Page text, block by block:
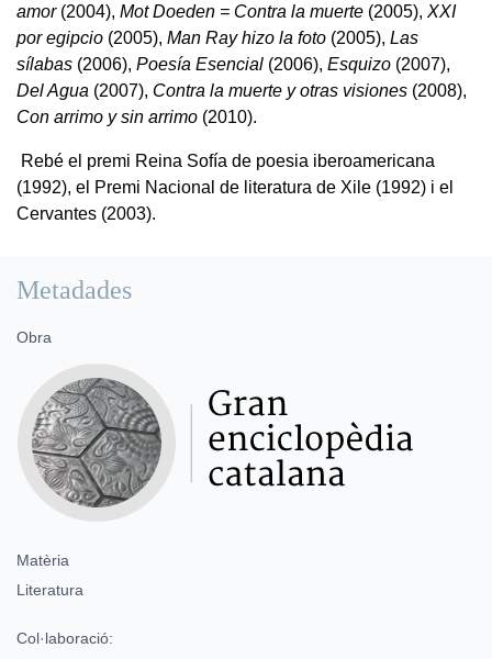
amor(2004), Mot Doeden = Contra la muerte (2005), XXI
por egipcio (2005), Man Ray hizo la foto (2005), Las
sílabas (2006), Poesía Esencial (2006), Esquizo (2007),
Del Agua (2007), Contra la muerte y otras visiones (2008),
Con arrimo y sin arrimo (2010).
Rebé el premi Reina Sofía de poesia iberoamericana
(1992), el Premi Nacional de literatura de Xile (1992) i el
Cervantes (2003).
Metadades
Obra
Matèria
Literatura
Col·laboració: